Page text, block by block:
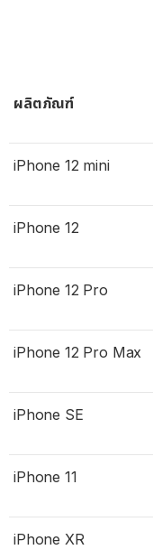
ผลิตภัณฑ์
iPhone 12 mini
iPhone 12
iPhone 12 Pro
iPhone 12 Pro Max
iPhone SE
iPhone 11
iPhone XR